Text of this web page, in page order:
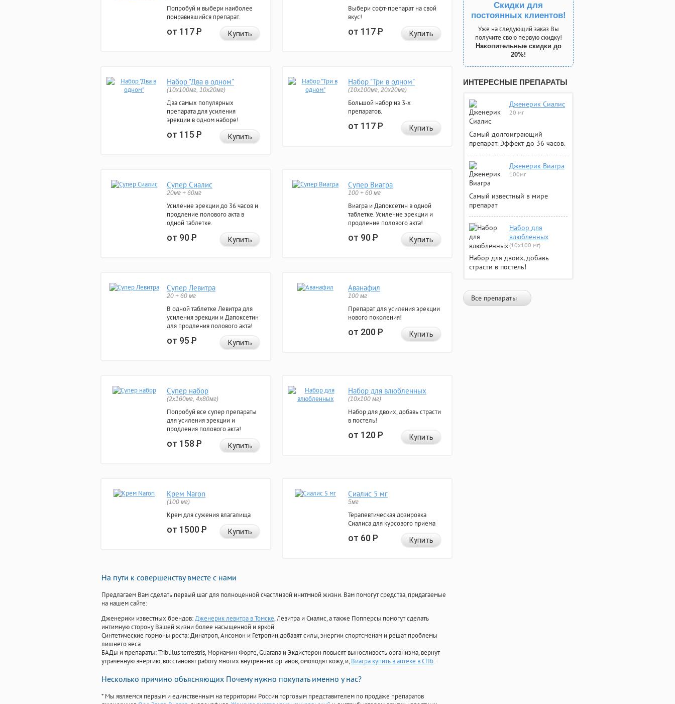
Попробуй и выбери наиболее
понравившийся препарат.
от 117Р Купить
Выбери софт-препарат на свой
вкус!
от 117Р Купить
Набор "Два в одном"
(10x100мг, 10x20мг)
Два самых популярных
препарата для усиления
эрекции в одном наборе!
от 115Р Купить
Набор "Три в одном"
(10x100мг, 20x20мг)
Большой набор из 3-х
препаратов.
от 117Р Купить
Супер Сиалис
20мг + 60мг
Усиление эрекции до 36 часов и
продление полового акта в
одной таблетке.
от 90Р Купить
Супер Виагра
100 + 60 мг
Виагра и Дапоксетин в одной
таблетке. Усиление эрекции и
продление полового акта!
от 90Р Купить
Супер Левитра
20 + 60 мг
В одной таблетке Левитра для
усиления эрекции и Дапоксетин
для продления полового акта!
от 95Р Купить
Аванафил
100 мг
Препарат для усиления эрекции
нового поколения!
от 200Р Купить
Супер набор
(2х160мг, 4х80мг)
Попробуй все супер препараты
для усиления эрекции и
продления полового акта!
от 158Р Купить
Набор для влюбленных
(10х100 мг)
Набор для двоих, добавь страсти
в постель!
от 120Р Купить
Крем Naron
(100 мг)
Крем для сужения влагалища
от 1500Р Купить
Сиалис 5 мг
5мг
Терапевтическая дозировка
Сиалиса для курсового приема
от 60Р Купить
На пути к совершенству вместе с нами
Предлагаем Вам сделать первый шаг для полноценной счастливой инитмной жизни. Вам помогут средства, придагаемые
на нашем сайте:
Дженерики известных брендов:Дженерик левитра в Томске, Левитра и Сиалис, а также Попперсы помогут сделать
интимную сторону Вашей жизни более насыщенной и яркой
Синтетические гормоны роста: Динатроп, Ансомон и Гетропин добавят силы, энергии спортсменам и решат проблемы
лишнего веса
БАДы и препараты:Tribulus terrestris, Мориамин Форте, Guarana и Экдистерон повысят выносливость организма, вернут
утраченную энергию, восстановят работу многих внутренних органов, омолодят кожу, и, Виагра купить в аптеке в СПб.
Несколько причино объясняющих Почему нужно покупать именно у нас?
* Мы являемся первым и единственным на территории России торговым представителем по продаже препаратов
Скидки для
постоянных клиентов!
Уже на следующий заказ Вы
получите свою первую скидку!
Накопительные скидки до
20%!
ИНТЕРЕСНЫЕ ПРЕПАРАТЫ
Дженерик Сиалис
20 мг
Самый долгоиграющий
препарат. Эффект до 36 часов.
Дженерик Виагра
100мг
Самый известный в мире
препарат
Набор для
влюбленных
(10х100 мг)
Набор для двоих, добавь
страсти в постель!
Все препараты